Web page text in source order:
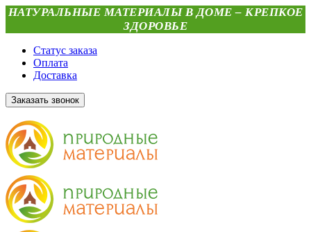
НАТУРАЛЬНЫЕ МАТЕРИАЛЫ В ДОМЕ – КРЕПКОЕ
ЗДОРОВЬЕ
Статус заказа
Оплата
Доставка
Заказать звонок